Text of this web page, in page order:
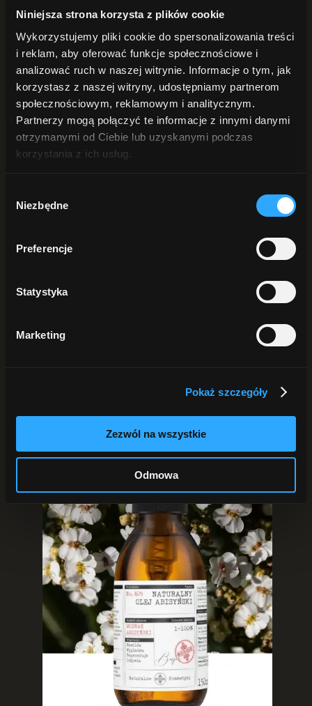
Niniejsza strona korzysta z plików cookie
Wykorzystujemy pliki cookie do spersonalizowania treści
i reklam, aby oferować funkcje społecznościowe i
analizować ruch w naszej witrynie. Informacje o tym, jak
korzystasz z naszej witryny, udostępniamy partnerom
społecznościowym, reklamowym i analitycznym.
Partnerzy mogą połączyć te informacje z innymi danymi
otrzymanymi od Ciebie lub uzyskanymi podczas
korzystania z ich usług.
zgody
Niezbędne
Preferencje
Statystyka
Marketing
Pokaż szczegóły
Zezwól na wszystkie
Odmowa
Żele pod prysznic
Peelingi do ciała
Płyn intymny
DŁONIE i STOPY
Mydła do rąk
Kremy do rąk
Peelingi do rąk
Do stóp
ANTYPERSPIRANTY
DO BRODY
Szukaj
Sortuj: